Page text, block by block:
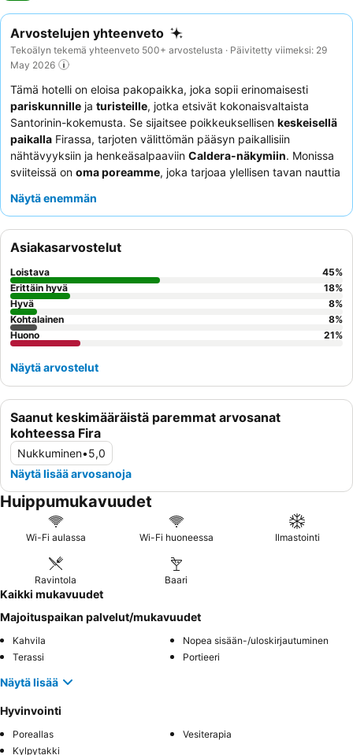
Arvostelujen yhteenveto
Tekoälyn tekemä yhteenveto 500+ arvostelusta · Päivitetty viimeksi: 29
May 2026
Tämä hotelli on eloisa pakopaikka, joka sopii erinomaisesti
pariskunnille ja turisteille, jotka etsivät kokonaisvaltaista
Santorinin-kokemusta. Se sijaitsee poikkeuksellisen keskeisellä
paikalla Firassa, tarjoten välittömän pääsyn paikallisiin
nähtävyyksiin ja henkeäsalpaaviin Caldera-näkymiin. Monissa
sviiteissä on oma poreamme, joka tarjoaa ylellisen tavan nauttia
huomaavaista henkilökuntaa
kokemusta, harkitse huoneen varaamista ylemmästä
kerroksesta yksityisyyden ja näkymien maksimoimiseksi.
Näytä enemmän
Saanut keskimääräistä paremmat arvosanat
kohteessa Fira
Nukkuminen•5,0
Näytä lisää arvosanoja
Asiakasarvostelut
Loistava 45%
Erittäin hyvä
18%
Hyvä
8%
Kohtalainen
8%
Huono
21%
Näytä arvostelut
Huippumukavuudet
Wi-Fi aulassa Wi-Fi huoneessa Ilmastointi
Ravintola Baari
Kaikki mukavuudet
Majoituspaikan palvelut/mukavuudet
Kahvila
Nopea sisään-/uloskirjautuminen
Terassi
Portieeri
Näytä lisää
Hyvinvointi
Poreallas
Vesiterapia
Kylpytakki